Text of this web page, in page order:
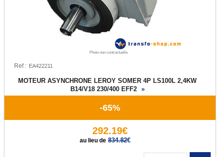
TRANSFO TRI / MONO
ALIMENTATIONS AC/DC
Alimentation pour élairage LED
Alimentation 230VAC / 24VDC
Alimentation 230VAC / 48VDC
Photo non contractuelle
Ref :
MOTEUR ASYNCHRONE LEROY SOMER 4P LS100L 2,4KW
B14/V18 230/400 EFF2
»
-65%
292.19€
au lieu de 834.82€